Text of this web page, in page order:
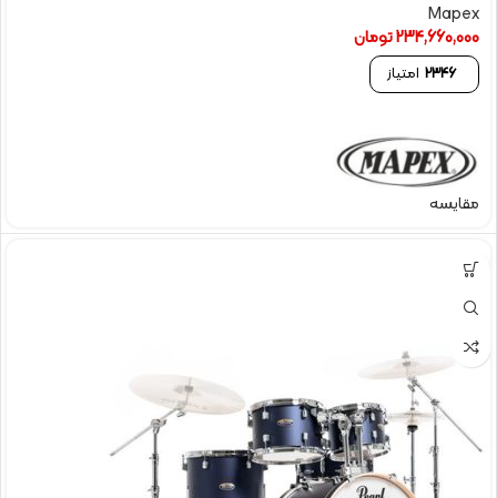
Mapex
234,660,000تومان
2346 امتیاز
مقایسه